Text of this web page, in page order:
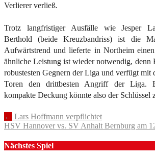
Verlierer verließ.
Trotz langfristiger Ausfälle wie Jesper
Berthold (beide Kreuzbandriss) ist die
Aufwärtstrend und lieferte in Northeim
ähnliche Leistung ist wieder notwendig, denn
robustesten Gegnern der Liga und verfügt mit
Toren den drittbesten Angriff der Liga.
kompakte Deckung könnte also der Schlüssel
Post
navigation
← Lars Hoffmann verpflichtet
HSV Hannover vs. SV Anhalt Bernburg am
Nächstes Spiel